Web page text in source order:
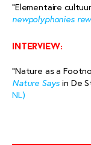
“Elementaire
newpolyphonies
interview:
“Nature as a
Nature Says in De
NL)